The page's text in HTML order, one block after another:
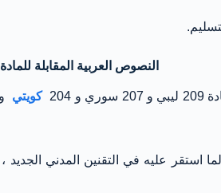
النصوص العربية المقابلة للمادة 206
204 كويتي